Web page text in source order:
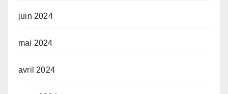
juin 2024
mai 2024
avril 2024